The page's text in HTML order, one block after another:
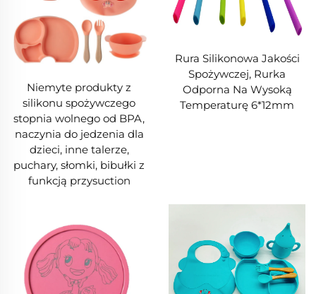
Niemyte produkty z
silikonu spożywczego
stopnia wolnego od BPA,
naczynia do jedzenia dla
dzieci, inne talerze,
puchary, słomki, bibułki z
funkcją przysuction
Rura Silikonowa Jakości
Spożywczej, Rurka
Odporna Na Wysoką
Temperaturę 6*12mm